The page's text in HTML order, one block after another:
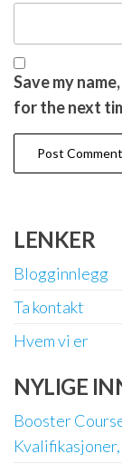
Save my
for the next
LENKER
Blogginnlegg
Ta kontakt
Hvem vi er
NYLIGE
Booster